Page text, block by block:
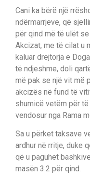
Cani ka bërë një
ndërmarrjeve, që
për qind më të ulët
Akcizat, me të cilat u
kaluar drejtorja e
të ndjeshme, doli
më pak se një vit më
akcizës në fund të
shumicë vetëm për
vendosur nga Rama
Sa u përket taksave
ardhur në rritje, duke
që u paguhet
masën 3.2 për qind.